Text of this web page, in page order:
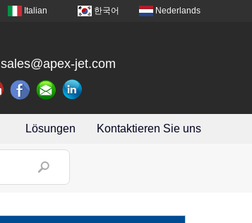
Italian 한국어 Nederlands
sales@apex-jet.com
Lösungen Kontaktieren Sie uns